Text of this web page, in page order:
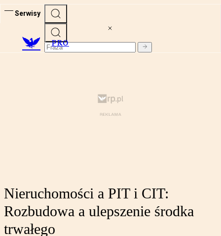
Serwisy
PRO
Nieruchomości a PIT i CIT:
Rozbudowa a ulepszenie środka
trwałego